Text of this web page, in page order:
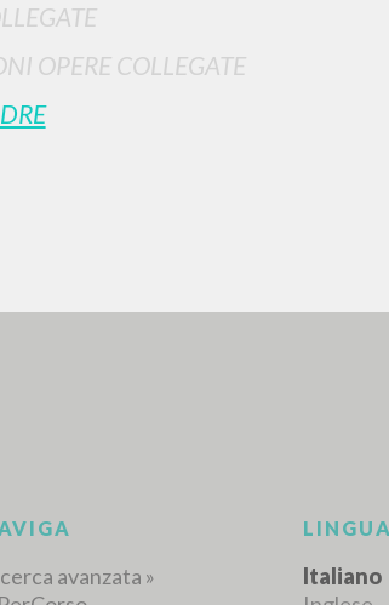
OPERE COLLEGATE
ancora più precisi? Utilizza la